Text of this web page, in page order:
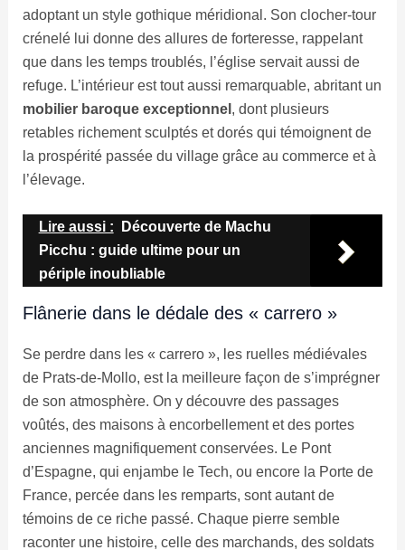
adoptant un style gothique méridional. Son clocher-tour
crénelé lui donne des allures de forteresse, rappelant
que dans les temps troublés, l’église servait aussi de
refuge. L’intérieur est tout aussi remarquable, abritant un
mobilier baroque exceptionnel , dont plusieurs
retables richement sculptés et dorés qui témoignent de
la prospérité passée du village grâce au commerce et à
l’élevage.
Lire aussi :
Découverte de Machu
Picchu : guide ultime pour un
périple inoubliable
Flânerie dans le dédale des « carrero »
Se perdre dans les « carrero », les ruelles médiévales
de Prats-de-Mollo, est la meilleure façon de s’imprégner
de son atmosphère. On y découvre des passages
voûtés, des maisons à encorbellement et des portes
anciennes magnifiquement conservées. Le Pont
d’Espagne, qui enjambe le Tech, ou encore la Porte de
France, percée dans les remparts, sont autant de
témoins de ce riche passé. Chaque pierre semble
raconter une histoire, celle des marchands, des soldats